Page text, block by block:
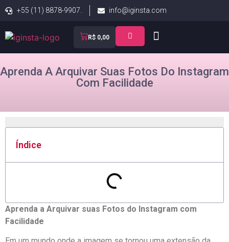
+55 (11) 8878-9907. info@iginsta.com
R$ 0,00
Aprenda A Arquivar Suas Fotos Do Instagram
Com Facilidade
Índice
Aprenda a Arquivar suas ‌Fotos do Instagram com
Facilidade